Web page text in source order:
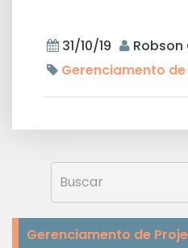
31/10/19
Gerenciamento
Gerenciamento de